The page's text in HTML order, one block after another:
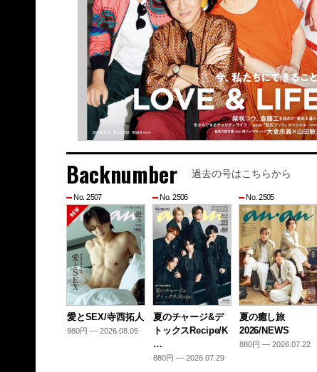
Backnumber 過去の号はこちらから
No. 2507
愛とSEX/寺西拓人
980円 — 2026.08.05
No. 2506
夏のチャージ&デ
トックスRecipe/K
…
880円 — 2026.07.29
No. 2505
夏の癒し旅
2026/NEWS
880円 — 2026.07.22